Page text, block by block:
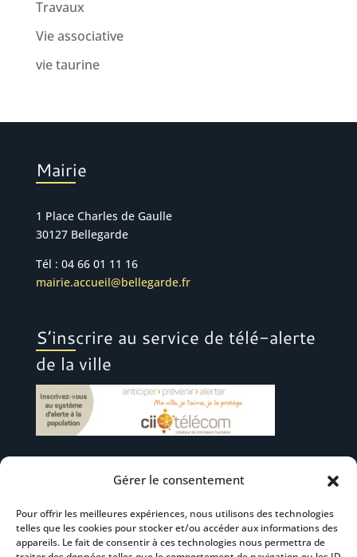
Gérer le consentement
Pour offrir les meilleures expériences, nous utilisons des technologies
telles que les cookies pour stocker et/ou accéder aux informations des
appareils. Le fait de consentir à ces technologies nous permettra de
Travaux
Vie associative
vie taurine
Mairie
1 Place Charles de Gaulle
30127 Bellegarde
Tél : 04 66 01 11 16
mairie.accueil@bellegarde.fr
S’inscrire au service de télé-alerte
de la ville
Suivez-nous